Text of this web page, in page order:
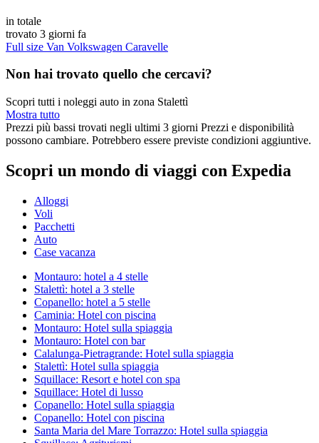
in totale
trovato 3 giorni fa
Full size Van Volkswagen Caravelle
Non hai trovato quello che cercavi?
Scopri tutti i noleggi auto in zona Stalettì
Mostra tutto
Prezzi più bassi trovati negli ultimi 3 giorni Prezzi e disponibilità
possono cambiare. Potrebbero essere previste condizioni aggiuntive.
Scopri un mondo di viaggi con Expedia
Alloggi
Voli
Pacchetti
Auto
Case vacanza
Montauro: hotel a 4 stelle
Stalettì: hotel a 3 stelle
Copanello: hotel a 5 stelle
Caminia: Hotel con piscina
Montauro: Hotel sulla spiaggia
Montauro: Hotel con bar
Calalunga-Pietragrande: Hotel sulla spiaggia
Stalettì: Hotel sulla spiaggia
Squillace: Resort e hotel con spa
Squillace: Hotel di lusso
Copanello: Hotel sulla spiaggia
Copanello: Hotel con piscina
Santa Maria del Mare Torrazzo: Hotel sulla spiaggia